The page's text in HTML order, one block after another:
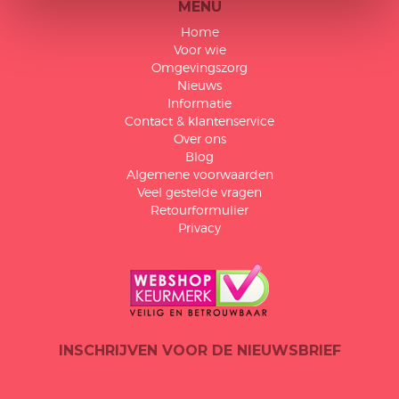
MENU
Home
Voor wie
Omgevingszorg
Nieuws
Informatie
Contact & klantenservice
Over ons
Blog
Algemene voorwaarden
Veel gestelde vragen
Retourformulier
Privacy
INSCHRIJVEN VOOR DE NIEUWSBRIEF